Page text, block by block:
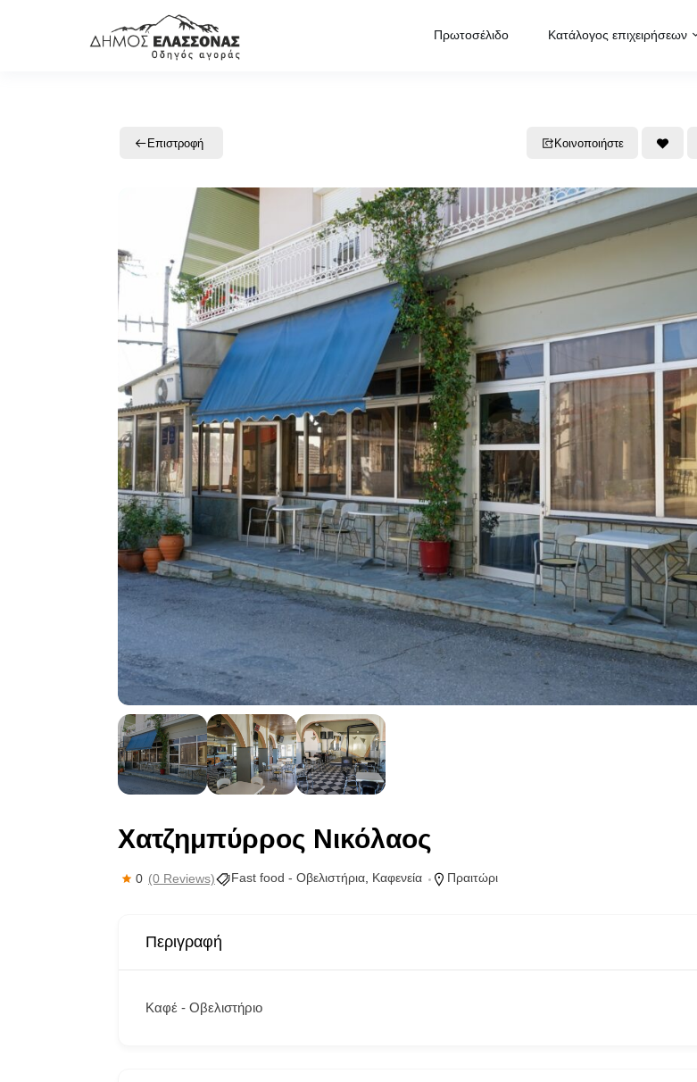
Πρωτοσέλιδο Κατάλογος επιχειρήσεων
Επιστροφή Κοινοποιήστε
Χατζημπύρρος Νικόλαος
0 (0 Reviews) Fast food - Οβελιστήρια Καφενεία Πραιτώρι
Περιγραφή
Καφέ - Οβελιστήριο